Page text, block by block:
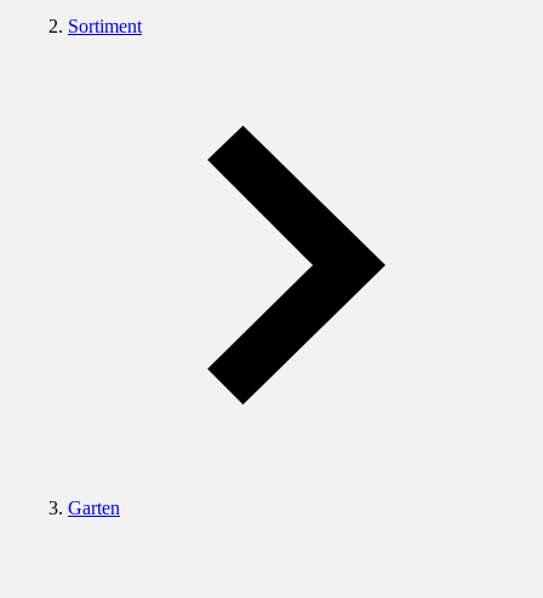
Sortiment
Garten